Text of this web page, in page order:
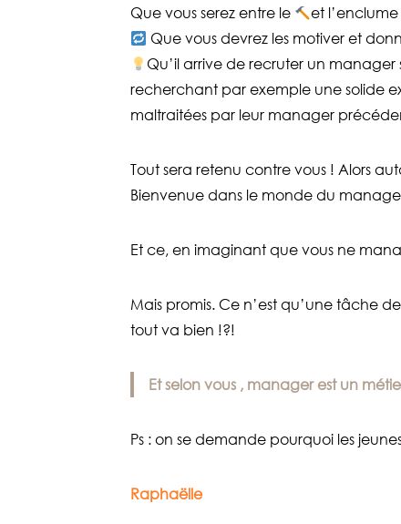
Que vous serez entre le
et l’enclume
Que vous devrez les motiver et
Qu’il arrive de recruter un
recherchant par exemple une solide
maltraitées par leur manager
Tout sera retenu contre vous ! Alors
Bienvenue dans le monde du
Et ce, en imaginant que vous ne
Mais promis. Ce n’est qu’une tâche
tout va bien !?!
Et selon vous , manager est un
Ps : on se demande pourquoi les
Raphaëlle